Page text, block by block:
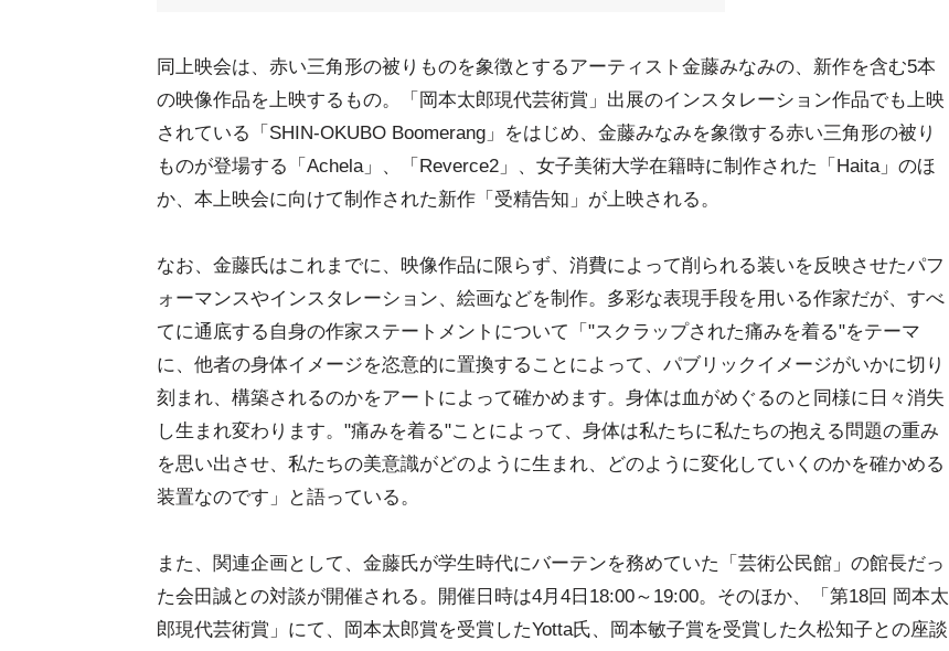
同上映会は、赤い三角形の被りものを象徴とするアーティスト金藤みなみの、新作を含む5本
の映像作品を上映するもの。「岡本太郎現代芸術賞」出展のインスタレーション作品でも上映
されている「SHIN-OKUBO Boomerang」をはじめ、金藤みなみを象徴する赤い三角形の被り
ものが登場する「Achela」、「Reverce2」、女子美術大学在籍時に制作された「Haita」のほ
か、本上映会に向けて制作された新作「受精告知」が上映される。
なお、金藤氏はこれまでに、映像作品に限らず、消費によって削られる装いを反映させたパフ
ォーマンスやインスタレーション、絵画などを制作。多彩な表現手段を用いる作家だが、すべ
てに通底する自身の作家ステートメントについて「"スクラップされた痛みを着る"をテーマ
に、他者の身体イメージを恣意的に置換することによって、パブリックイメージがいかに切り
刻まれ、構築されるのかをアートによって確かめます。身体は血がめぐるのと同様に日々消失
し生まれ変わります。"痛みを着る"ことによって、身体は私たちに私たちの抱える問題の重み
を思い出させ、私たちの美意識がどのように生まれ、どのように変化していくのかを確かめる
装置なのです」と語っている。
また、関連企画として、金藤氏が学生時代にバーテンを務めていた「芸術公民館」の館長だっ
た会田誠との対談が開催される。開催日時は4月4日18:00～19:00。そのほか、「第18回 岡本太
郎現代芸術賞」にて、岡本太郎賞を受賞したYotta氏、岡本敏子賞を受賞した久松知子との座談